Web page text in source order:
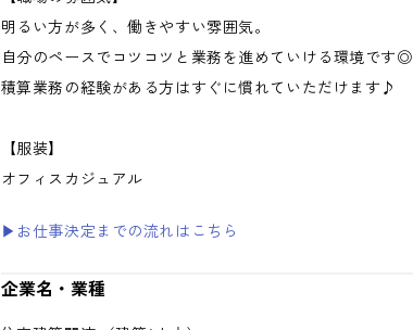
明るい方が多く、働きやすい雰囲気。
自分のペースでコツコツと業務を進めていける環境です◎
積算業務の経験がある方はすぐに慣れていただけます♪
【服装】
オフィスカジュアル
▶お仕事決定までの流れはこちら
企業名・業種